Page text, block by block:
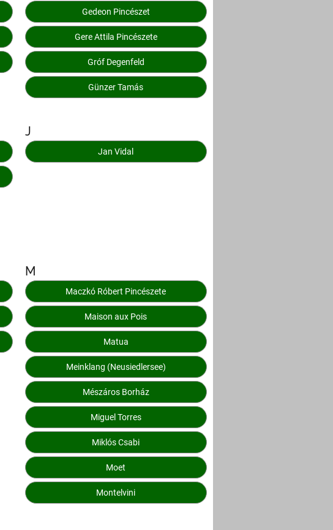
Gedeon Pincészet
Gere Attila Pincészete
Gróf Degenfeld
Günzer Tamás
J
Jan Vidal
M
Maczkó Róbert Pincészete
Maison aux Pois
Matua
Meinklang (Neusiedlersee)
Mészáros Borház
Miguel Torres
Miklós Csabi
Moet
Montelvini